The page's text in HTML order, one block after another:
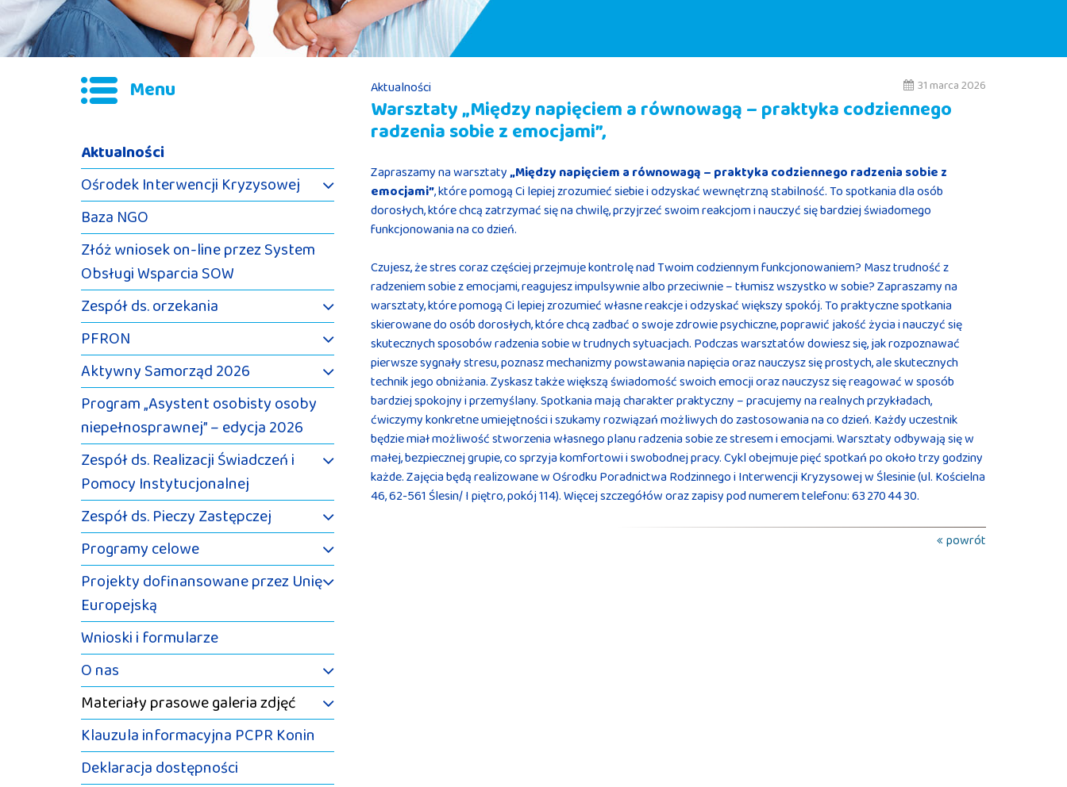
Menu
Aktualności
Ośrodek Interwencji Kryzysowej
Baza NGO
Złóż wniosek on-line przez System
Obsługi Wsparcia SOW
Zespół ds. orzekania
PFRON
Aktywny Samorząd 2026
Program „Asystent osobisty osoby
niepełnosprawnej” – edycja 2026
Zespół ds. Realizacji Świadczeń i
Pomocy Instytucjonalnej
Zespół ds. Pieczy Zastępczej
Programy celowe
Projekty dofinansowane przez Unię
Europejską
Wnioski i formularze
O nas
Materiały prasowe galeria zdjęć
Klauzula informacyjna PCPR Konin
Deklaracja dostępności
Aktualności 31 marca 2026
Warsztaty „Między napięciem a równowagą – praktyka codziennego
radzenia sobie z emocjami”,
Zapraszamy na warsztaty„Między napięciem a równowagą – praktyka codziennego radzenia sobie z
emocjami”, które pomogą Ci lepiej zrozumieć siebie i odzyskać wewnętrzną stabilność. To spotkania dla osób
dorosłych, które chcą zatrzymać się na chwilę, przyjrzeć swoim reakcjom i nauczyć się bardziej świadomego
funkcjonowania na co dzień.
Czujesz, że stres coraz częściej przejmuje kontrolę nad Twoim codziennym funkcjonowaniem? Masz trudność z
radzeniem sobie z emocjami, reagujesz impulsywnie albo przeciwnie – tłumisz wszystko w sobie? Zapraszamy na
warsztaty, które pomogą Ci lepiej zrozumieć własne reakcje i odzyskać większy spokój. To praktyczne spotkania
skierowane do osób dorosłych, które chcą zadbać o swoje zdrowie psychiczne, poprawić jakość życia i nauczyć się
skutecznych sposobów radzenia sobie w trudnych sytuacjach. Podczas warsztatów dowiesz się, jak rozpoznawać
pierwsze sygnały stresu, poznasz mechanizmy powstawania napięcia oraz nauczysz się prostych, ale skutecznych
technik jego obniżania. Zyskasz także większą świadomość swoich emocji oraz nauczysz się reagować w sposób
bardziej spokojny i przemyślany. Spotkania mają charakter praktyczny – pracujemy na realnych przykładach,
ćwiczymy konkretne umiejętności i szukamy rozwiązań możliwych do zastosowania na co dzień. Każdy uczestnik
będzie miał możliwość stworzenia własnego planu radzenia sobie ze stresem i emocjami. Warsztaty odbywają się w
małej, bezpiecznej grupie, co sprzyja komfortowi i swobodnej pracy. Cykl obejmuje pięć spotkań po około trzy godziny
każde. Zajęcia będą realizowane w Ośrodku Poradnictwa Rodzinnego i Interwencji Kryzysowej w Ślesinie (ul. Kościelna
46, 62-561 Ślesin/ I piętro, pokój 114). Więcej szczegółów oraz zapisy pod numerem telefonu: 63 270 44 30.
powrót